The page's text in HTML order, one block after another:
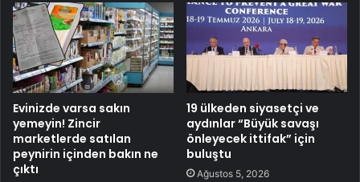
Evinizde varsa sakın
yemeyin! Zincir
marketlerde satılan
peynirin içinden bakın ne
çıktı
19 ülkeden siyasetçi ve
aydınlar “Büyük savaşı
önleyecek ittifak” için
buluştu
Ağustos 5, 2026